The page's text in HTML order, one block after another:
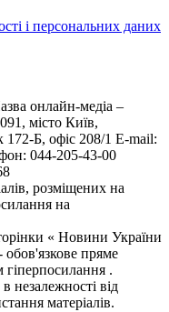
і персональних даних
онлайн-медіа –
місто Київ,
Б, офіс 208/1 E-mail:
044-205-43-00
розміщених на
на
« Новини України
обов'язкове пряме
гіперпосилання .
незалежності від
матеріалів.